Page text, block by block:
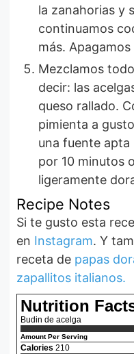
la zanahorias y
continuamos
más.
Mezclamos todos los ingredientes, es
decir: las
queso rallado.
pimienta a
una fuente
por 10 minutos
ligeramente
Recipe Notes
Si te gusto esta receta compártela y síguenos
en Instagram. Y
receta de papas
zapallitos italianos.
Nutrition
Budin de acelga
Amount Per Serving
Calories 210